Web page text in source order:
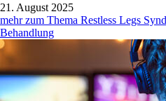
21. August 2025
mehr zum Thema Restless Legs
Behandlung